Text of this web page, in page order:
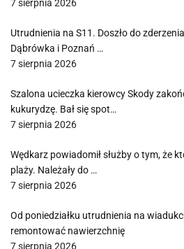
7 sierpnia 2026
Utrudnienia na S11. Doszło do
Dąbrówka i Poznań …
7 sierpnia 2026
Szalona ucieczka kierowcy Skody
kukurydzę. Bał się spot…
7 sierpnia 2026
Wędkarz powiadomił służby o tym, że
plaży. Należały do …
7 sierpnia 2026
Od poniedziałku utrudnienia na
remontować nawierzchnię
7 sierpnia 2026